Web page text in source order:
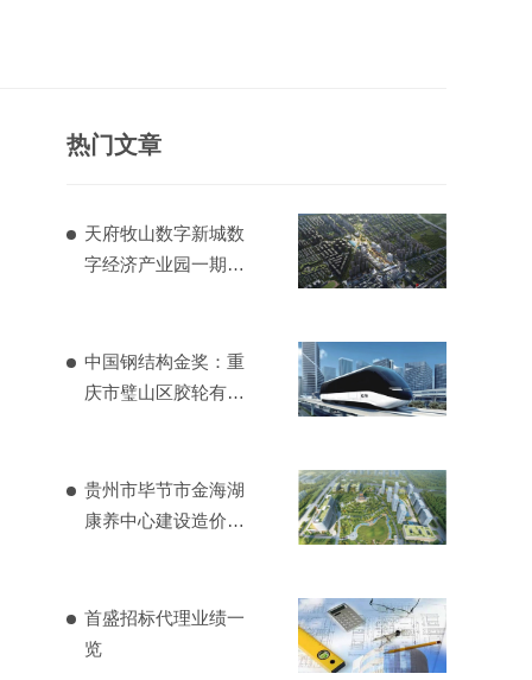
热门文章
天府牧山数字新城数
字经济产业园一期造
中国钢结构金奖：重
庆市璧山区胶轮有轨
贵州市毕节市金海湖
康养中心建设造价项
首盛招标代理业绩一
览